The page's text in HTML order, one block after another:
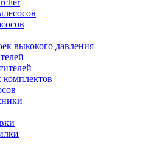
выкокого давления
комплектов